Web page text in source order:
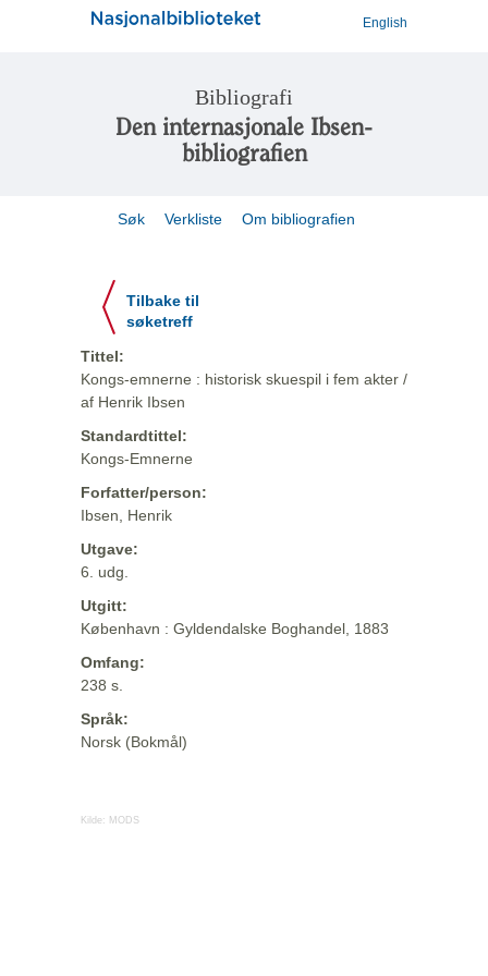
English
Bibliografi
Den internasjonale Ibsen-
bibliografien
Søk Verkliste Om bibliografien
Tilbake til
søketreff
Tittel:
Kongs-emnerne : historisk skuespil i fem akter /
af Henrik Ibsen
Standardtittel:
Kongs-Emnerne
Forfatter/person:
Ibsen, Henrik
Utgave:
6. udg.
Utgitt:
København : Gyldendalske Boghandel, 1883
Omfang:
238 s.
Språk:
Norsk (Bokmål)
Kilde: MODS